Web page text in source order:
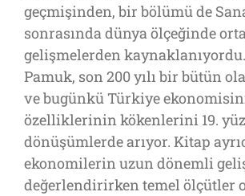
geçmişinden, bir bölümü de
sonrasında dünya ölçeğinde
gelişmelerden
Pamuk, son 200 yılı bir bütün
ve bugünkü Türkiye
özelliklerinin kökenlerini 19.
dönüşümlerde arıyor. Kitap
ekonomilerin uzun dönemli
değerlendirirken temel ölçütler